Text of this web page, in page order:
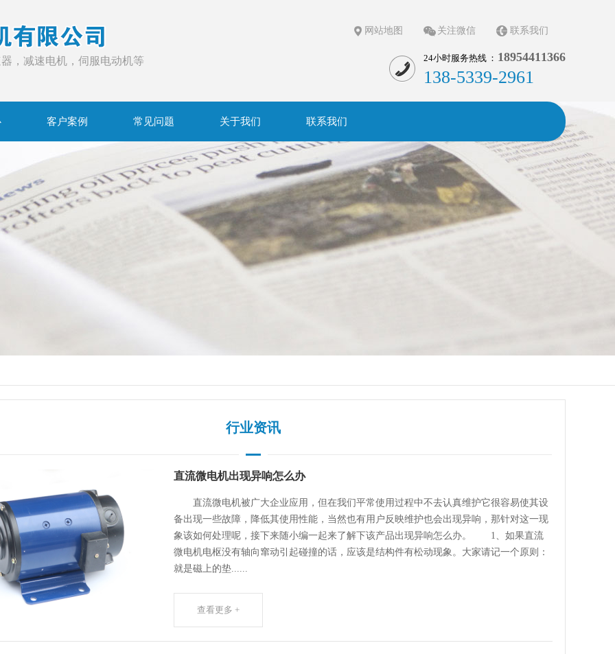
，减速电机，伺服电动机等
网站地图 关注微信 联系我们
24小时服务热线 ： 18954411366
138-5339-2961
客户案例 常见问题 关于我们 联系我们
行业资讯
直流微电机出现异响怎么办
直流微电机被广大企业应用，但在我们平常使用过程中不去认真维护它很容易使其设
备出现一些故障，降低其使用性能，当然也有用户反映维护也会出现异响，那针对这一现
象该如何处理呢，接下来随小编一起来了解下该产品出现异响怎么办。 1、如果直流
微电机电枢没有轴向窜动引起碰撞的话，应该是结构件有松动现象。大家请记一个原则：
就是磁上的垫......
查看更多 +